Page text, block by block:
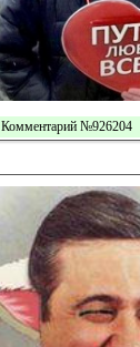
Комментарий №926204